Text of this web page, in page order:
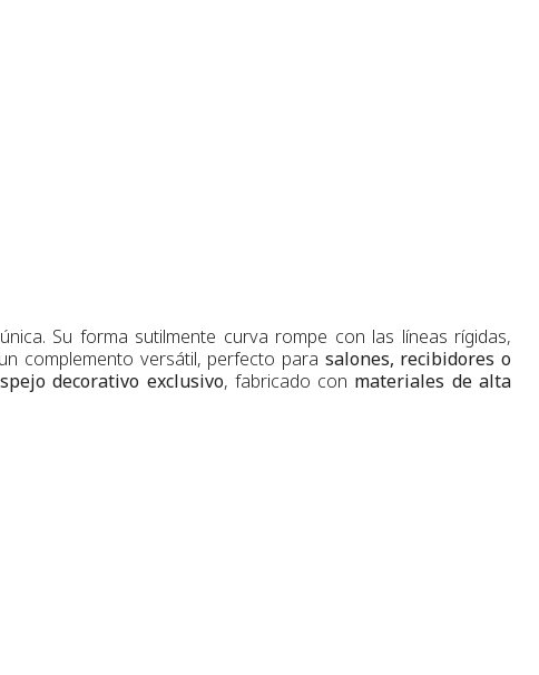
Su forma sutilmente curva rompe con las líneas rígidas,
complemento versátil, perfecto para salones, recibidores o
decorativo exclusivo, fabricado con materiales de alta